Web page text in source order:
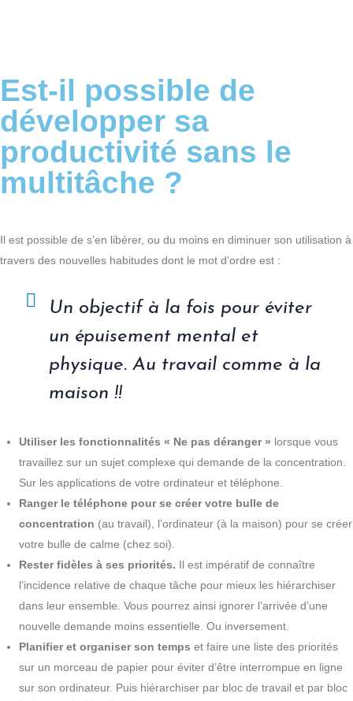
Est-il possible de
développer sa
productivité sans le
multitâche ?
Il est possible de s’en libérer, ou du moins en diminuer son utilisation à
travers des nouvelles habitudes dont le mot d’ordre est :
Un objectif à la fois pour éviter
un épuisement mental et
physique. Au travail comme à la
maison !!
Utiliser les fonctionnalités « Ne pas déranger » lorsque vous
travaillez sur un sujet complexe qui demande de la concentration.
Sur les applications de votre ordinateur et téléphone.
Ranger le téléphone pour se créer votre bulle de
concentration (au travail), l’ordinateur (à la maison) pour se créer
votre bulle de calme (chez soi).
Rester fidèles à ses priorités. Il est impératif de connaître
l’incidence relative de chaque tâche pour mieux les hiérarchiser
dans leur ensemble. Vous pourrez ainsi ignorer l’arrivée d’une
nouvelle demande moins essentielle. Ou inversement.
Planifier et organiser son temps et faire une liste des priorités
sur un morceau de papier pour éviter d’être interrompue en ligne
sur son ordinateur. Puis hiérarchiser par bloc de travail et par bloc